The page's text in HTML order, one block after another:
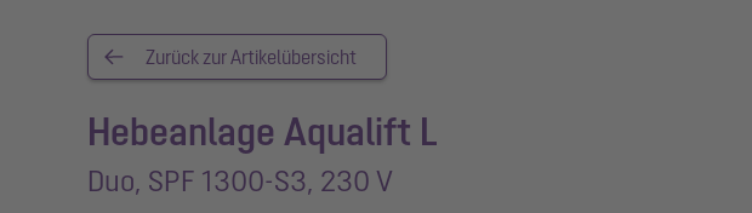
Zurück zur Artikelübersicht
Hebeanlage Aqualift L
Duo, SPF 1300-S3, 230 V